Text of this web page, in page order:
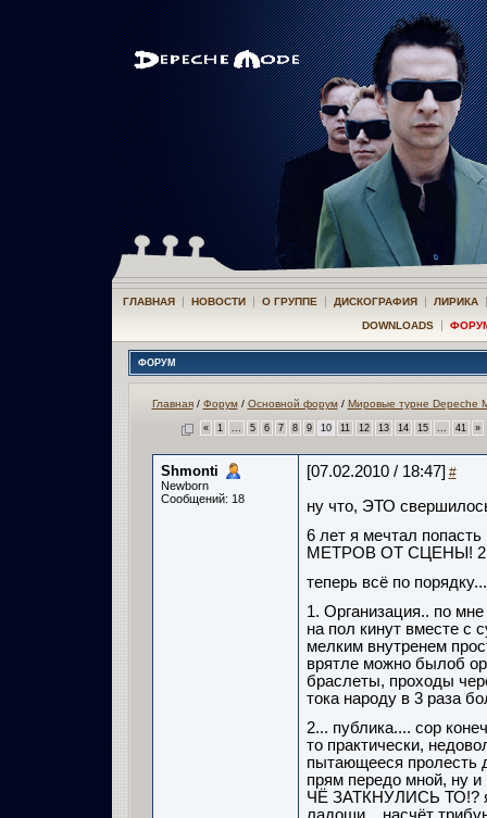
ГЛАВНАЯ | НОВОСТИ | О ГРУППЕ | ДИСКОГРАФИЯ | ЛИРИКА
DOWNLOADS |
ФОРУМ
Главная/ Форум/ Основной форум/ Мировые турне Depeche
« 1 ... 5 6 7 8 9 10 11 12 13 14 15 ... 41 »
Shmonti
Newborn
Сообщений: 18
[07.02.2010 / 18:47] #
ну что, ЭТО
6 лет я мечтал
МЕТРОВ ОТ СЦЕНЫ!
теперь всё по порядку...
1. Организация.. по
на пол кинут вместе с
мелким внутренем
врятле можно былоб
браслеты, проходы
тока народу в 3 раза
2... публика.... сор
то практически,
пытающееся пролесть
прям передо мной, ну
ЧЁ ЗАТКНУЛИСЬ ТО!? я